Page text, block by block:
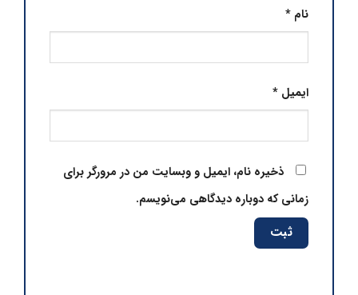
نام*
ایمیل*
ذخیره نام، ایمیل و وبسایت من در مرورگر برای
زمانی که دوباره دیدگاهی می‌نویسم.